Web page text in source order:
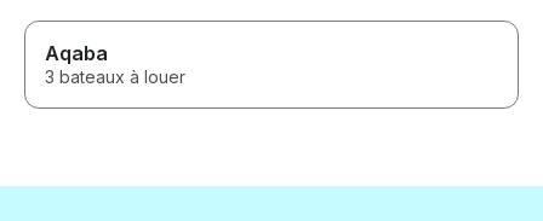
Aqaba
3 bateaux à louer